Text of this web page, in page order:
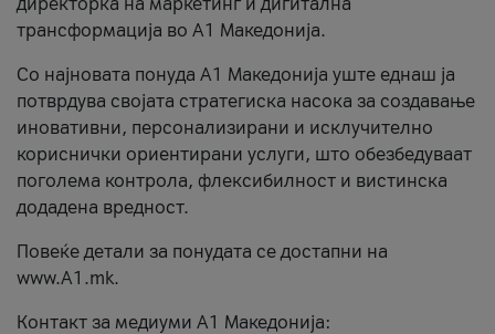
трансформација во А1 Македонија.
Со најновата понуда А1 Македонија уште еднаш ја
потврдува својата стратегиска насока за создавање
иновативни, персонализирани и исклучително
кориснички ориентирани услуги, што обезбедуваат
поголема контрола, флексибилност и вистинска
додадена вредност.
Повеќе детали за понудата се достапни на
www.А1.mk.
Контакт за медиуми А1 Македонија: